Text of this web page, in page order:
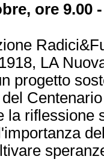
ore 9.00
LA
progetto
la riflessione